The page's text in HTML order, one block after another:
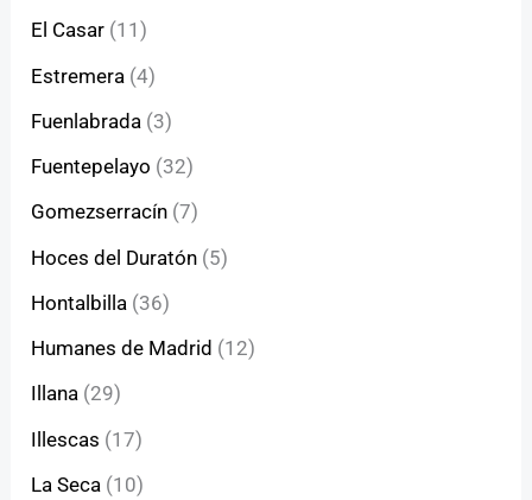
El Casar (11)
Estremera (4)
Fuenlabrada (3)
Fuentepelayo (32)
Gomezserracín (7)
Hoces del Duratón (5)
Hontalbilla (36)
Humanes de Madrid (12)
Illana (29)
Illescas (17)
La Seca (10)